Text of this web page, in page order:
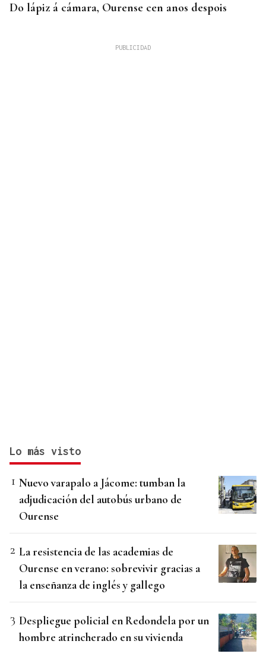
Do lápiz á cámara, Ourense cen anos despois
Lo más visto
Nuevo varapalo a Jácome: tumban la
adjudicación del autobús urbano de
Ourense
La resistencia de las academias de
Ourense en verano: sobrevivir gracias a
la enseñanza de inglés y gallego
Despliegue policial en Redondela por un
hombre atrincherado en su vivienda